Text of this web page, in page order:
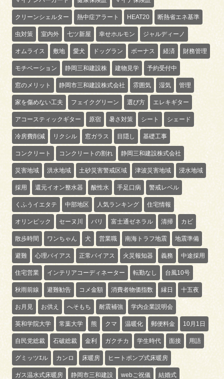
クリーンシェルター 熱中症アラート HEAT20 断熱省エネ基準
虫対策 室内外 七ツ新屋 幸せホルモン ジャルディーノ
オムライス 敷地 愛犬 ドッグラン ボーナス 経済 財務管理
モチベーション 静岡三和建設株 建物見学 予約受付中
窓のメリット 静岡市三和建設株式会社 雰囲気 湿気 管理
家を傷めない工夫 フェイクグリーン 選び方 エレキギター
アコースティックギター 原宿 暑さ対策 シート シェード
冷房費削減 リクシル 窓ガラス 目隠し 基礎工事
コンクリート コンクリートの割れ 静岡三和建設株式会社
災害地域 洪水地域 土砂災害警戒区域 津波災害地域 浸水地域
採用 還元イオン整水器 酸性水 手足口病 警戒レベル
くふうイエタテ 中部地区 人気ランキング 住宅情報
オリンピック セーヌ川 パリ 富士通ゼネラル 清掃 カビ
散歩時間 ワンちゃん 犬 営業職 南海トラフ地震 地震準備
避難 心理バイアス 正常バイアス 火災報知器 義務 中途採用
住宅営業 インテリアコーディネーター 転勤なし 台風10号
秋雨前線 避難勧告 コメ金額 消費者物価指数 縁日 十五夜
お月見 お供え へそもち 耐震補強 学内企業説明会
英和学院大学 常葉大学 熊 クマ 温暖化 郵便料金 10月1日
自民党総裁 石破総裁 金利 ガクチカ 学生時代 面接 用語
グミッツｴル カンロ 床暖房 ヒートポンプ式床暖房
ガス温水式床暖房 静岡市三和建設 webご祝儀 結婚式